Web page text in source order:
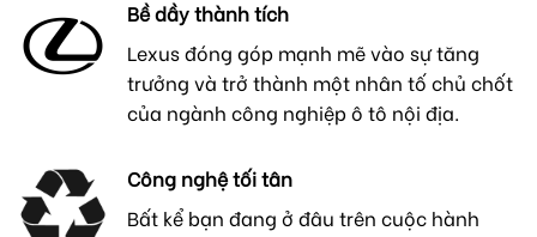
Bề dầy thành tích
Lexus đóng góp mạnh mẽ vào sự tăng
trưởng và trở thành một nhân tố chủ chốt
của ngành công nghiệp ô tô nội địa.
Công nghệ tối tân
Bất kể bạn đang ở đâu trên cuộc hành